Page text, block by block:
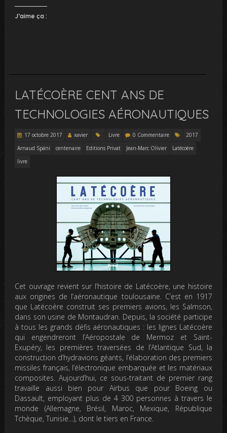
J’aime ça :
LATÉCOÈRE CENT ANS DE
TECHNOLOGIES AÉRONAUTIQUES
17 octobre 2017 xavier Livre 0 Commentaire
2017
Arnaud Späni
centenaire Editions Privat Jean-Marc Olivier
Latécoère
livre
Cet ouvrage revient sur l’histoire de Latécoère, une histoire
aux origines de l’aéronautique toulousaine. C’est en 1917
que Latécoère construit ses premiers avions, les Salmson,
dans son usine de Montaudran. Depuis, la société participe
à tous les grands défis aéronautiques : les lignes Latécoère
qui engendreront l’Aéropostale de Mermoz et Saint-
Exupéry, les premières traversées de l’Atlantique Sud, la
construction d’hydravions géants, l’élaboration des premiers
missiles français, l’électronique embarquée et les matériaux
composites. Aujourd’hui, ce sous-traitant de premier rang
travaille aussi bien pour Airbus que pour Boeing ou
Dassault, employant plus de 4 300 personnes à travers le
monde (Allemagne, Brésil, Maroc, Mexique, République
Tchèque, Tunisie…), dont le tiers en France.